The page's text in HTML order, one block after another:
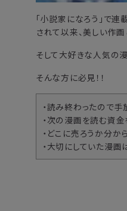
「小説家になろう」で
されて以来、美しい作
そして大好きな人気の
そんな方に必見！！
・読み終わったので手
・次の漫画を読む資
・どこに売ろうか分か
・大切にしていた漫画